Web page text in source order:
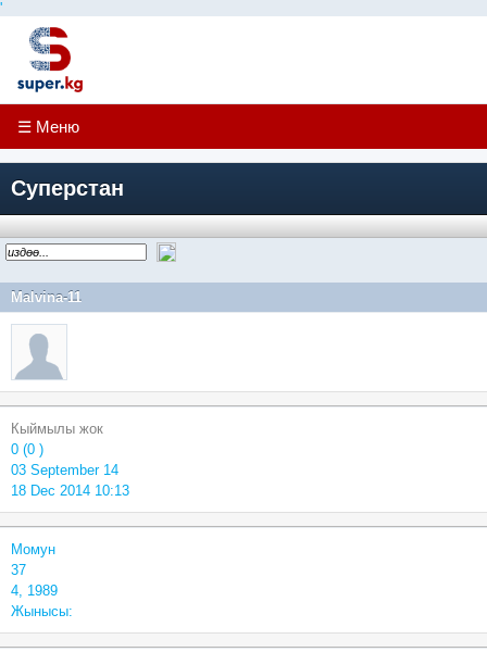
'
☰ Меню
Суперстан
Malvina-11
Кыймылы жок
0 (0 )
03 September 14
18 Dec 2014 10:13
Момун
37
4, 1989
Жынысы: